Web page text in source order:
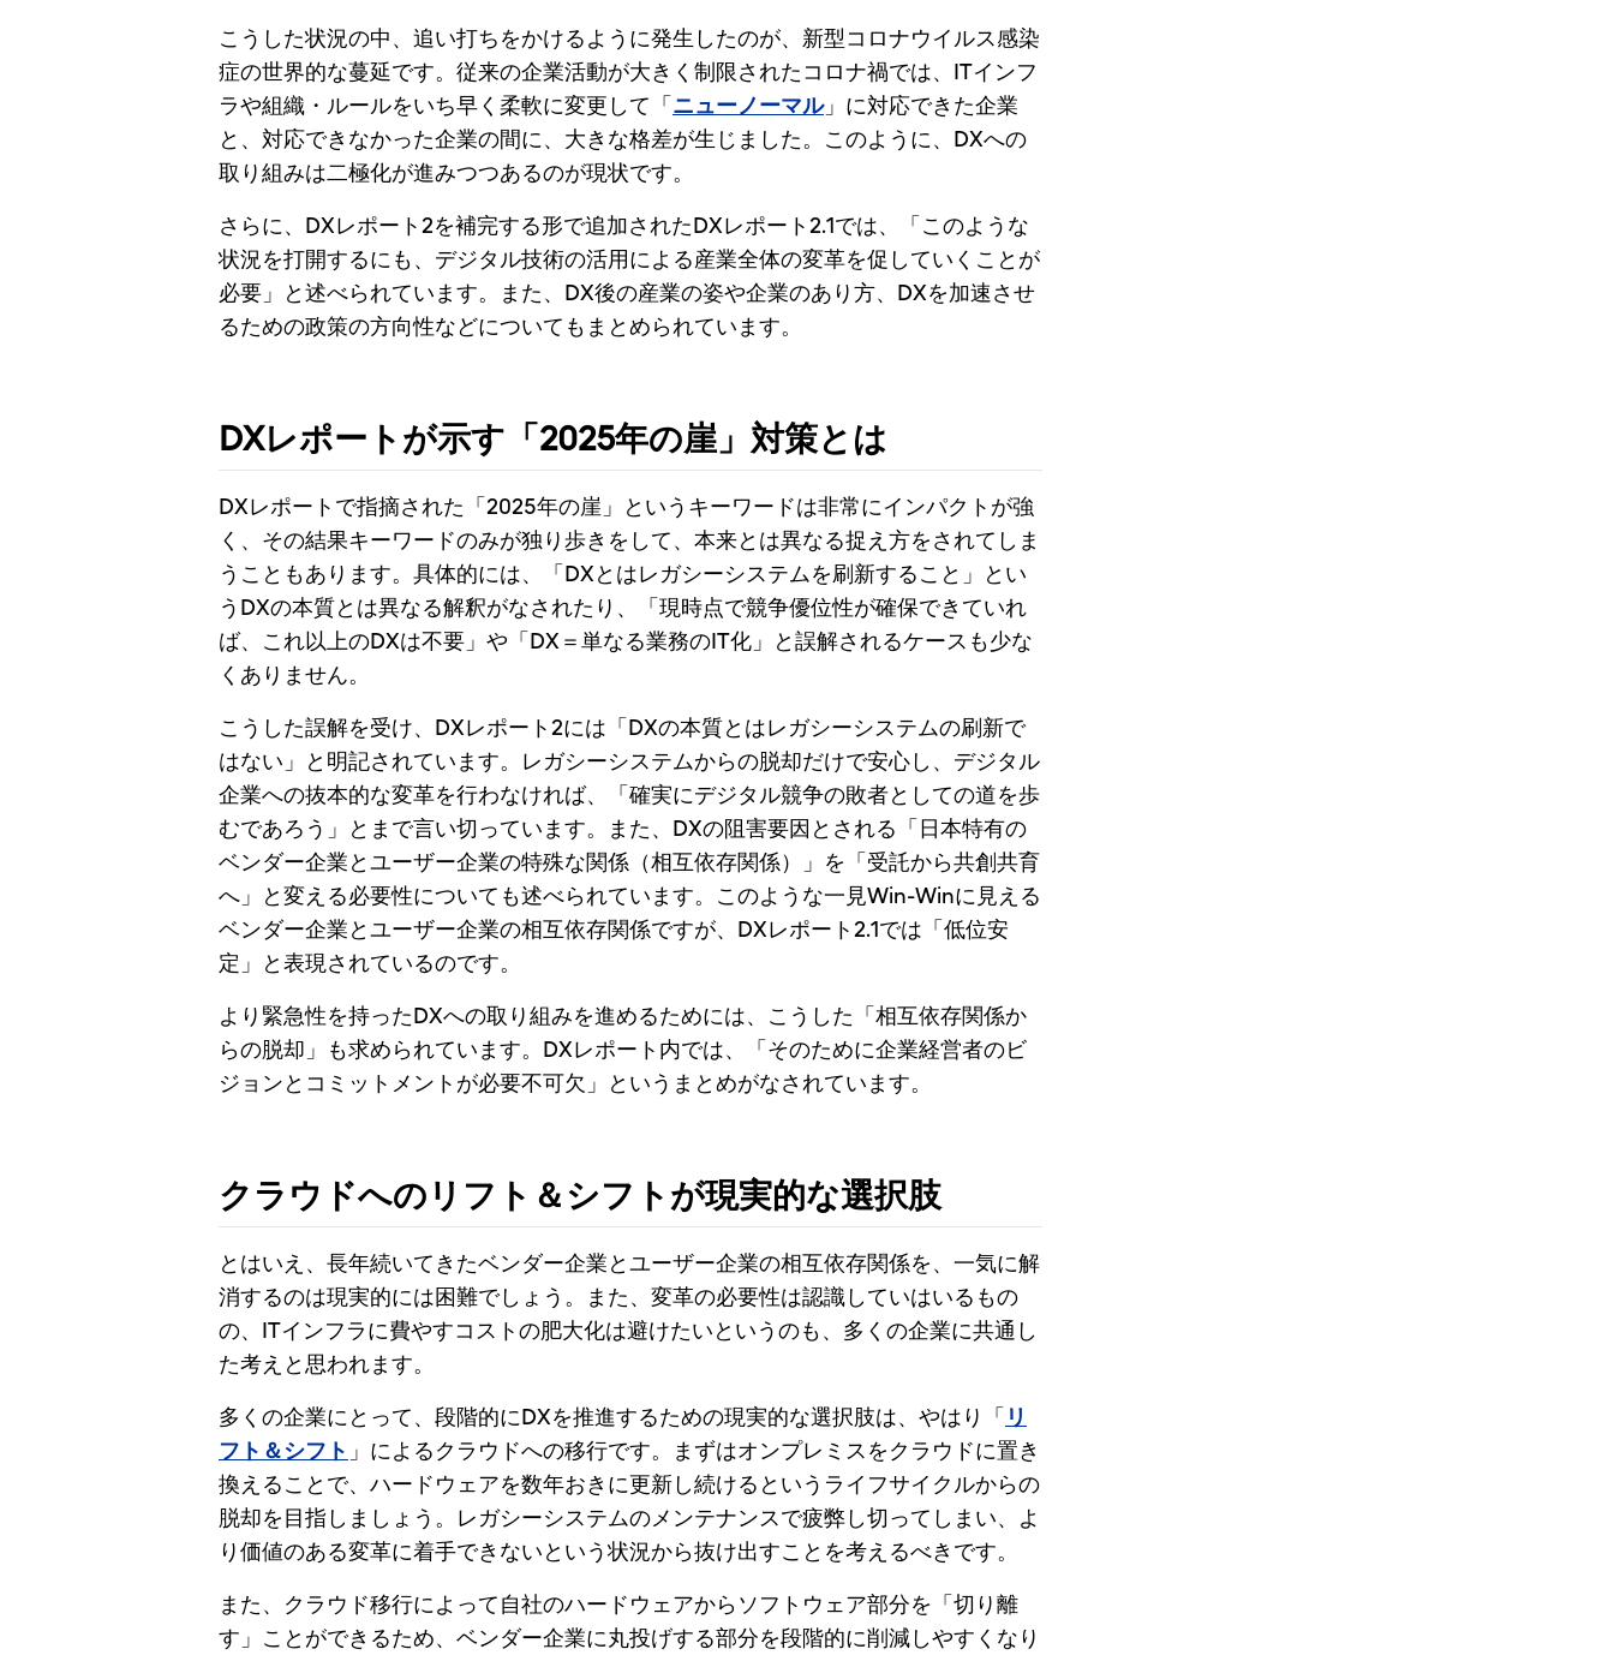
こうした状況の中、追い打ちをかけるように発生したのが、新型コロナウイルス感染
症の世界的な蔓延です。従来の企業活動が大きく制限されたコロナ禍では、ITインフ
ラや組織・ルールをいち早く柔軟に変更して「ニューノーマル」に対応できた企業
と、対応できなかった企業の間に、大きな格差が生じました。このように、DXへの
取り組みは二極化が進みつつあるのが現状です。
さらに、DXレポート2を補完する形で追加されたDXレポート2.1では、「このような
状況を打開するにも、デジタル技術の活用による産業全体の変革を促していくことが
必要」と述べられています。また、DX後の産業の姿や企業のあり方、DXを加速させ
るための政策の方向性などについてもまとめられています。
DXレポートが示す「2025年の崖」対策とは
DXレポートで指摘された「2025年の崖」というキーワードは非常にインパクトが強
く、その結果キーワードのみが独り歩きをして、本来とは異なる捉え方をされてしま
うこともあります。具体的には、「DXとはレガシーシステムを刷新すること」とい
うDXの本質とは異なる解釈がなされたり、「現時点で競争優位性が確保できていれ
ば、これ以上のDXは不要」や「DX＝単なる業務のIT化」と誤解されるケースも少な
くありません。
こうした誤解を受け、DXレポート2には「DXの本質とはレガシーシステムの刷新で
はない」と明記されています。レガシーシステムからの脱却だけで安心し、デジタル
企業への抜本的な変革を行わなければ、「確実にデジタル競争の敗者としての道を歩
むであろう」とまで言い切っています。また、DXの阻害要因とされる「日本特有の
ベンダー企業とユーザー企業の特殊な関係（相互依存関係）」を「受託から共創共育
へ」と変える必要性についても述べられています。このような一見Win-Winに見える
ベンダー企業とユーザー企業の相互依存関係ですが、DXレポート2.1では「低位安
定」と表現されているのです。
より緊急性を持ったDXへの取り組みを進めるためには、こうした「相互依存関係か
らの脱却」も求められています。DXレポート内では、「そのために企業経営者のビ
ジョンとコミットメントが必要不可欠」というまとめがなされています。
クラウドへのリフト＆シフトが現実的な選択肢
とはいえ、長年続いてきたベンダー企業とユーザー企業の相互依存関係を、一気に解
消するのは現実的には困難でしょう。また、変革の必要性は認識していはいるもの
の、ITインフラに費やすコストの肥大化は避けたいというのも、多くの企業に共通し
た考えと思われます。
多くの企業にとって、段階的にDXを推進するための現実的な選択肢は、やはり「 リ
フト＆シフト 」によるクラウドへの移行です。まずはオンプレミスをクラウドに置き
換えることで、ハードウェアを数年おきに更新し続けるというライフサイクルからの
脱却を目指しましょう。レガシーシステムのメンテナンスで疲弊し切ってしまい、よ
り価値のある変革に着手できないという状況から抜け出すことを考えるべきです。
また、クラウド移行によって自社のハードウェアからソフトウェア部分を「切り離
す」ことができるため、ベンダー企業に丸投げする部分を段階的に削減しやすくなり